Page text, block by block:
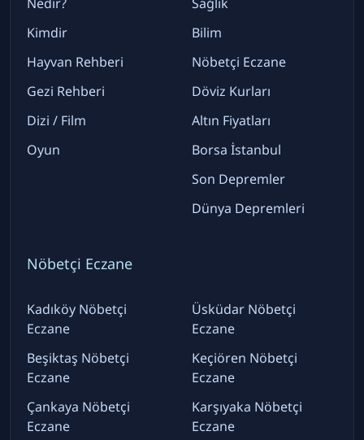
Kimdir
Hayvan Rehberi
Gezi Rehberi
Dizi / Film
Oyun
Bilim
Nöbetçi Eczane
Döviz Kurları
Altın Fiyatları
Borsa İstanbul
Son Depremler
Dünya Depremleri
Nöbetçi Eczane
Kadıköy Nöbetçi
Eczane
Beşiktaş Nöbetçi
Eczane
Çankaya Nöbetçi
Eczane
Üsküdar Nöbetçi
Eczane
Keçiören Nöbetçi
Eczane
Karşıyaka Nöbetçi
Eczane